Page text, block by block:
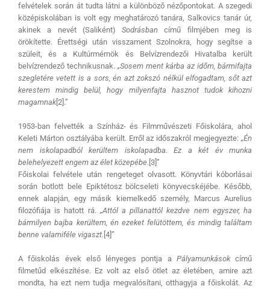
felvételek során át tudta látni a különböző nézőpontokat. A szegedi
középiskolában is volt egy meghatározó tanára, Salkovics tanár úr,
akinek a nevét (Saliként) Sodrásban című filmjében meg is
örökítette. Érettségi után visszament Szolnokra, hogy segítse a
szüleit, és a Kultúrmérnök és Belvízrendezői Hivatalba került
belvízrendező technikusnak. „Sosem ment kárba az időm, bármifajta
szegletére vetett is a sors, én azt zokszó nélkül elfogadtam, sőt azt
kerestem mindig belül, hogy milyenfajta hasznot tudok kihozni
magamnak[2].”
1953-ban felvették a Színház- és Filmművészeti Főiskolára, ahol
Keleti Márton osztályába került. Erről az időszakról megjegyezte: „Én
nem iskolapadból kerültem iskolapadba. Ez a két év munka
belehelyezett engem az élet közepébe. [3]”
Főiskolai felvétele után rengeteget olvasott. Könyvtári kóborlásai
során botlott bele Epiktétosz bölcseleti könyvecskéjébe. Később,
ennek alapján, egy másik kiemelkedő személy, Marcus Aurelius
filozófiája is hatott rá. „Attól a pillanattól kezdve nem egyszer, ha
bármilyen bajba kerültem, én ezeket felütöttem, és mindig találtam
benne valamiféle vigaszt. [4]”
A főiskolás évek első lényeges pontja a Pályamunkásokcímű
filmetűd elkészítése. Ez volt az első ötlet az életében, amire azt
mondta, ha ezt nem tudja megvalósítani, otthagyja a főiskolát. Az